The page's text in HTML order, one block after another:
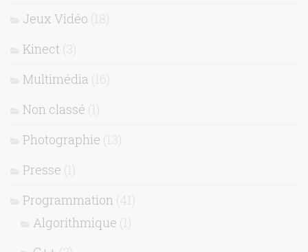
Jeux Vidéo (18)
Kinect (3)
Multimédia (16)
Non classé (1)
Photographie (13)
Presse (1)
Programmation (41)
Algorithmique (1)